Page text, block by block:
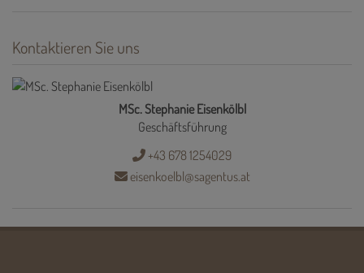
Kontaktieren Sie uns
MSc. Stephanie Eisenkölbl
Geschäftsführung
+43 678 1254029
eisenkoelbl@sagentus.at